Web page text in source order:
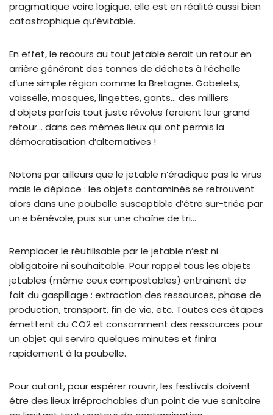
pragmatique voire logique, elle est en réalité aussi bien
catastrophique qu’évitable.
En effet, le recours au tout jetable serait un retour en
arrière générant des tonnes de déchets à l’échelle
d’une simple région comme la Bretagne. Gobelets,
vaisselle, masques, lingettes, gants… des milliers
d’objets parfois tout juste révolus feraient leur grand
retour… dans ces mêmes lieux qui ont permis la
démocratisation d’alternatives !
Notons par ailleurs que le jetable n’éradique pas le virus
mais le déplace : les objets contaminés se retrouvent
alors dans une poubelle susceptible d’être sur-triée par
un·e bénévole, puis sur une chaîne de tri…
Remplacer le réutilisable par le jetable n’est ni
obligatoire ni souhaitable. Pour rappel tous les objets
jetables (même ceux compostables) entrainent de
fait du gaspillage : extraction des ressources, phase de
production, transport, fin de vie, etc. Toutes ces étapes
émettent du CO2 et consomment des ressources pour
un objet qui servira quelques minutes et finira
rapidement à la poubelle.
Pour autant, pour espérer rouvrir, les festivals doivent
être des lieux irréprochables d’un point de vue sanitaire